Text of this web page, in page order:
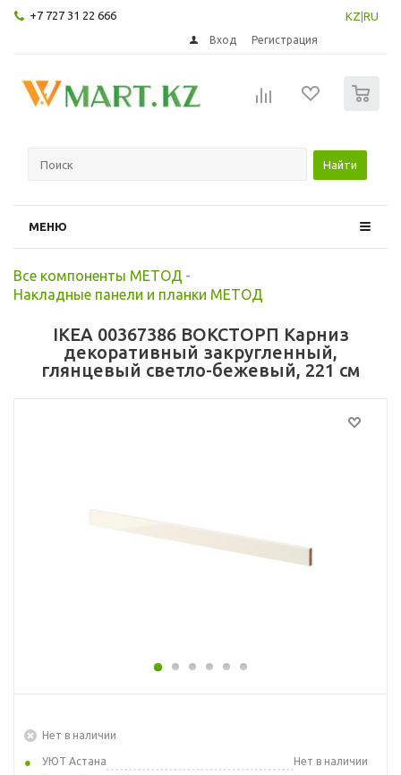
+7 727 31 22 666 KZ RU
Вход Регистрация
Найти
МЕНЮ
Все компоненты МЕТОД -
Накладные панели и планки МЕТОД
IKEA 00367386 ВОКСТОРП Карниз
декоративный закругленный,
глянцевый светло-бежевый, 221 см
Нет в наличии
УЮТ Астана
Нет в наличии